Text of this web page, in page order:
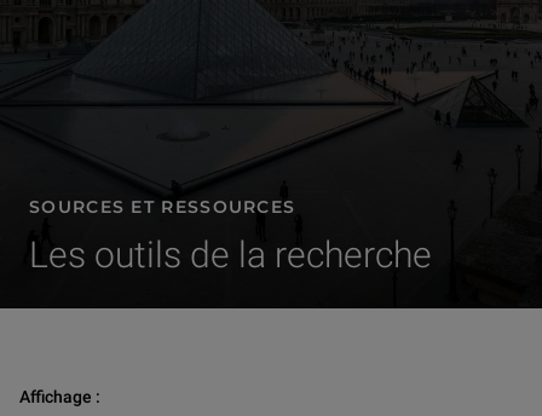
SOURCES ET RESSOURCES
Les outils de la recherche
Affichage :